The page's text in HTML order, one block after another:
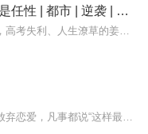
重生大画家，有系统就是任性 | 都市 | 逆袭 | 年代